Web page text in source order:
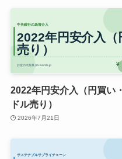
2022年円安介入（円買い・
ドル売り）
2026年7月21日